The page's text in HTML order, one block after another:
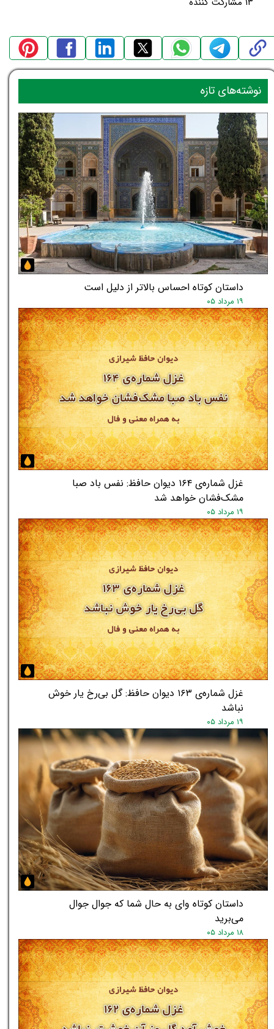
★★
داستان کوتاه احساس بالاتر از دلیل است
۱۹ مرداد ۰۵
غزل شماره‌ی ۱۶۴ دیوان حافظ: نفس باد صبا
مشک‌فشان خواهد شد
۱۹ مرداد ۰۵
غزل شماره‌ی ۱۶۳ دیوان حافظ: گل بی‌رخ یار خوش
نباشد
۱۹ مرداد ۰۵
داستان کوتاه وای به حال شما که جوال جوال
می‌برید
۱۸ مرداد ۰۵
نوشته‌های تازه